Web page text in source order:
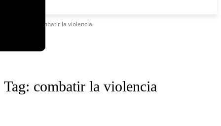
Combatir la violencia
Tag: combatir la violencia